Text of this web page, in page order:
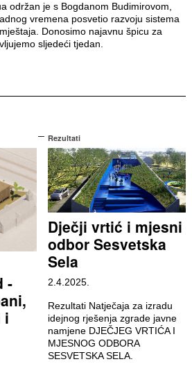
održan je s Bogdanom Budimirovom,
vremena posvetio razvoju sistema
Donosimo najavnu špicu za
sljedeći tjedan.
-
i
Rezultati
Dječji vrtić i mjesni
odbor Sesvetska
Sela
2.4.2025.
Rezultati Natječaja za izradu
idejnog rješenja zgrade javne
namjene DJEČJEG VRTIĆA I
MJESNOG ODBORA
SESVETSKA SELA.